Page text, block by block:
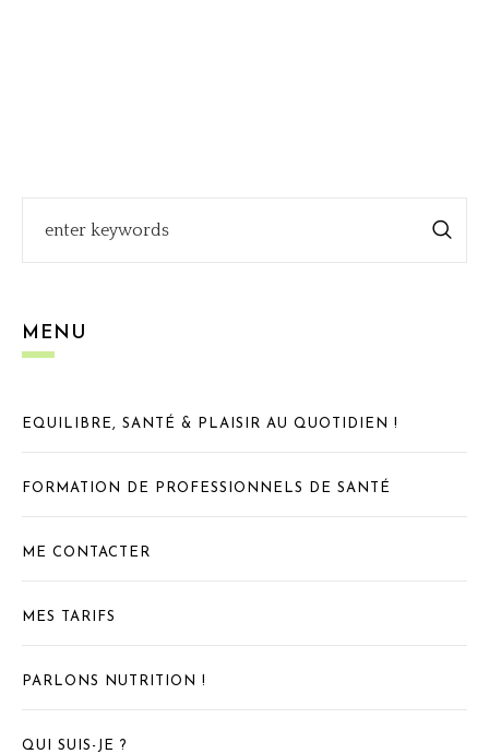
MENU
EQUILIBRE, SANTÉ & PLAISIR AU QUOTIDIEN !
FORMATION DE PROFESSIONNELS DE SANTÉ
ME CONTACTER
MES TARIFS
PARLONS NUTRITION !
QUI SUIS-JE ?